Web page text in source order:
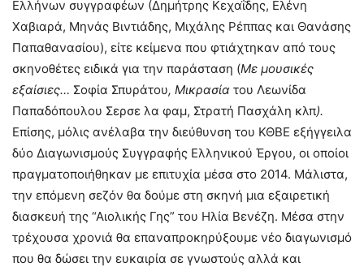
Ελλήνων συγγραφέων (Δημήτρης Κεχαΐδης, Ελένη
Χαβιαρά, Μηνάς Βιντιάδης, Μιχάλης Ρέππας και Θανάσης
Παπαθανασίου), είτε κείμενα που φτιάχτηκαν από τους
σκηνοθέτες ειδικά για την παράσταση (Με μουσικές
εξαίσιες… Σοφία Σπυράτου, Μικρασία του Λεωνίδα
Παπαδόπουλου Σερσε λα φαμ, Στρατή Πασχάλη κλπ).
Επίσης, μόλις ανέλαβα την διεύθυνση του ΚΘΒΕ εξήγγειλα
δύο Διαγωνισμούς Συγγραφής Ελληνικού Έργου, οι οποίοι
πραγματοποιήθηκαν με επιτυχία μέσα στο 2014. Μάλιστα,
την επόμενη σεζόν θα δούμε στη σκηνή μια εξαιρετική
διασκευή της “Αιολικής Γης” του Ηλία Βενέζη. Μέσα στην
τρέχουσα χρονιά θα επαναπροκηρύξουμε νέο διαγωνισμό
που θα δώσει την ευκαιρία σε γνωστούς αλλά και